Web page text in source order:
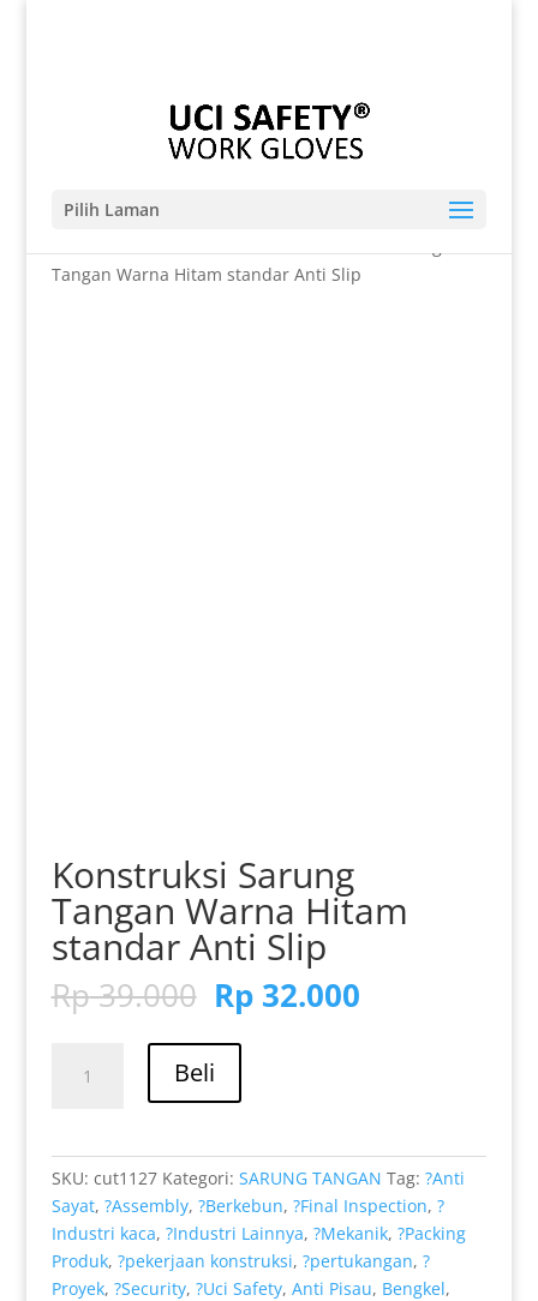
Pilih Laman
Tangan Warna Hitam standar Anti Slip
Konstruksi Sarung
Tangan Warna Hitam
standar Anti Slip
Rp39.000 Harga
aslinya
adalah:
Rp 39.000.
Rp32.000Harga
Konstruksi
standar
Beli
SKU: cut1127 Kategori: SARUNG TANGAN Tag: ?Anti
Sayat, ?Assembly, ?Berkebun, ?Final Inspection, ?
Industri kaca, ?Industri Lainnya, ?Mekanik, ?Packing
Produk, ?pekerjaan konstruksi, ?pertukangan, ?
Proyek, ?Security, ?Uci Safety, Anti Pisau, Bengkel,